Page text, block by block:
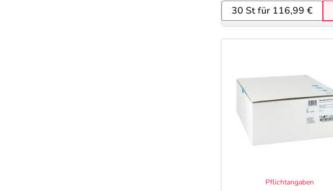
30 St für 116,99 €
Pflichtangaben